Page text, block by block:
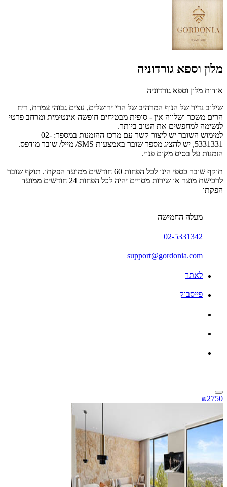
מלון וספא גורדוניה
אודות מלון וספא גורדוניה
שילוב נדיר של הנוף המרהיב של הרי ירושלים, עצים גבוהי צמרת, ריח
הרים משכר ושלווה אין - סופית מבטיחים חופשה אינטימית ומרחב פרטי
לנשימה למחפשים את הטוב ביותר.
למימוש השובר יש ליצור קשר עם מרכז ההזמנות במספר: 02-
5331331, יש
להציג מספר שובר באמצעות SMS/ מייל/ שובר מודפס.
הזמנות על בסיס מקום פנוי.
תוקף שובר כספי הינו לכל הפחות 60 חודשים ממועד הפקתו. תוקף שובר
לרכישת מוצר או שירות מסויים יהיה לכל הפחות 24 חודשים ממועד
הפקתו
מעלה החמישה
02-5331342
support@gordonia.com
לאתר
פייסבוק
₪2750